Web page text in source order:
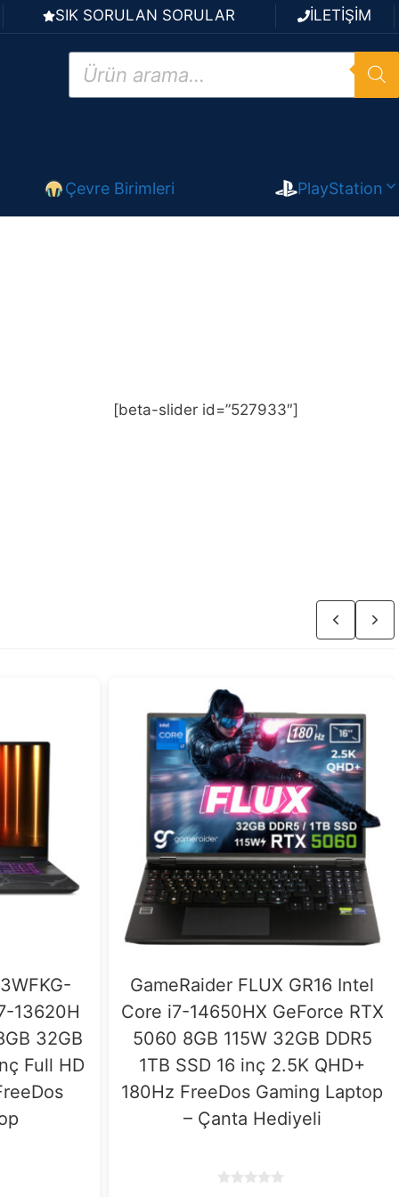
SIK SORULAN SORULAR İLETİŞİM
Products
search
Çevre Birimleri PlayStation
[beta-slider id=”527933″]
13620H
32GB
Full HD
GameRaider FLUX GR16 Intel
Core i7-14650HX GeForce RTX
5060 8GB 115W 32GB DDR5
1TB SSD 16 inç 2.5K QHD+
180Hz FreeDos Gaming Laptop
– Çanta Hediyeli